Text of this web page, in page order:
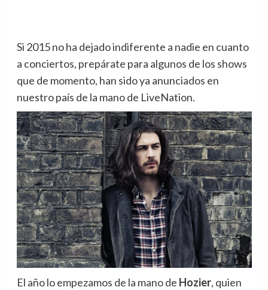
Si 2015 no ha dejado indiferente a nadie en cuanto
a conciertos, prepárate para algunos de los shows
que de momento, han sido ya anunciados en
nuestro país de la mano de LiveNation.
El año lo empezamos de la mano de Hozier, quien